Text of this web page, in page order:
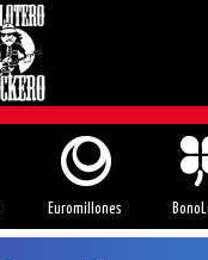
Euromillones